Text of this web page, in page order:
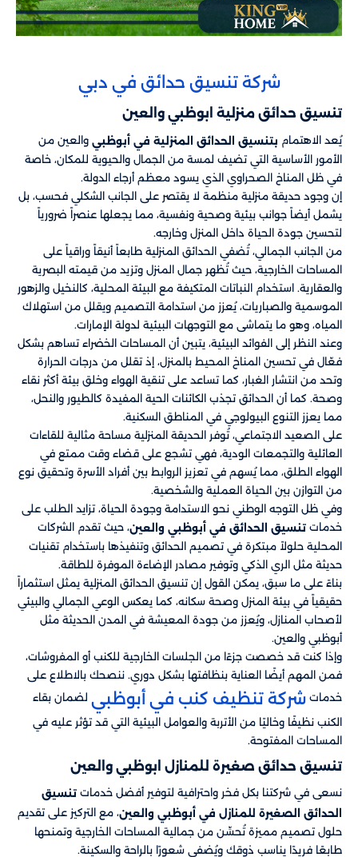
شركة تنسيق حدائق في دبي
تنسيق حدائق منزلية​ ابوظبي والعين
يُعد الاهتمام بتنسيق الحدائق المنزلية في أبوظبي والعين من
الأمور الأساسية التي تضيف لمسة من الجمال والحيوية للمكان، خاصة
في ظل المناخ الصحراوي الذي يسود معظم أرجاء الدولة.
إن وجود حديقة منزلية منظمة لا يقتصر على الجانب الشكلي فحسب، بل
يشمل أيضاً جوانب بيئية وصحية ونفسية، مما يجعلها عنصراً ضرورياً
لتحسين جودة الحياة داخل المنزل وخارجه.
من الجانب الجمالي، تُضفي الحدائق المنزلية طابعاً أنيقاً وراقياً على
المساحات الخارجية، حيث تُظهر جمال المنزل وتزيد من قيمته البصرية
والعقارية. استخدام النباتات المتكيفة مع البيئة المحلية، كالنخيل والزهور
الموسمية والصباريات، يُعزز من استدامة التصميم ويقلل من استهلاك
المياه، وهو ما يتماشى مع التوجهات البيئية لدولة الإمارات.
وعند النظر إلى الفوائد البيئية، يتبين أن المساحات الخضراء تساهم بشكل
فعّال في تحسين المناخ المحيط بالمنزل، إذ تقلل من درجات الحرارة
وتحد من انتشار الغبار، كما تساعد على تنقية الهواء وخلق بيئة أكثر نقاء
وصحة. كما أن الحدائق تجذب الكائنات الحية المفيدة كالطيور والنحل،
مما يعزز التنوع البيولوجي في المناطق السكنية.
على الصعيد الاجتماعي، تُوفر الحديقة المنزلية مساحة مثالية للقاءات
العائلية والتجمعات الودية، فهي تشجع على قضاء وقت ممتع في
الهواء الطلق، مما يُسهم في تعزيز الروابط بين أفراد الأسرة وتحقيق نوع
من التوازن بين الحياة العملية والشخصية.
وفي ظل التوجه الوطني نحو الاستدامة وجودة الحياة، تزايد الطلب على
خدمات تنسيق الحدائق في أبوظبي والعين، حيث تقدم الشركات
المحلية حلولاً مبتكرة في تصميم الحدائق وتنفيذها باستخدام تقنيات
حديثة مثل الري الذكي وتوفير مصادر الإضاءة الموفرة للطاقة.
بناءً على ما سبق، يمكن القول إن تنسيق الحدائق المنزلية يمثل استثماراً
حقيقياً في بيئة المنزل وصحة سكانه، كما يعكس الوعي الجمالي والبيئي
لأصحاب المنازل، ويُعزز من جودة المعيشة في المدن الحديثة مثل
أبوظبي والعين.
وإذا كنت قد خصصت جزءًا من الجلسات الخارجية للكنب أو المفروشات،
فمن المهم أيضًا العناية بنظافتها بشكل دوري. ننصحك بالاطلاع على
خدمات شركة تنظيف كنب في أبوظبي لضمان بقاء
الكنب نظيفًا وخاليًا من الأتربة والعوامل البيئية التي قد تؤثر عليه في
المساحات المفتوحة.
تنسيق حدائق صغيرة للمنازل​ ابوظبي والعين
نسعى في شركتنا بكل فخر واحترافية لتوفير أفضل خدمات تنسيق
الحدائق الصغيرة للمنازل في أبوظبي والعين، مع التركيز على تقديم
حلول تصميم مميزة تُحسِّن من جمالية المساحات الخارجية وتمنحها
طابعًا فريدًا يناسب ذوقك ويُضفي شعورًا بالراحة والسكينة.